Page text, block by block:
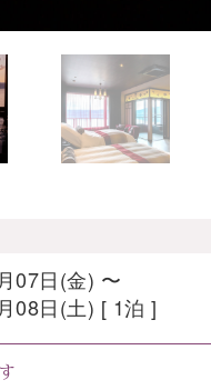
07日(金) 〜
08日(土) [ 1泊 ]